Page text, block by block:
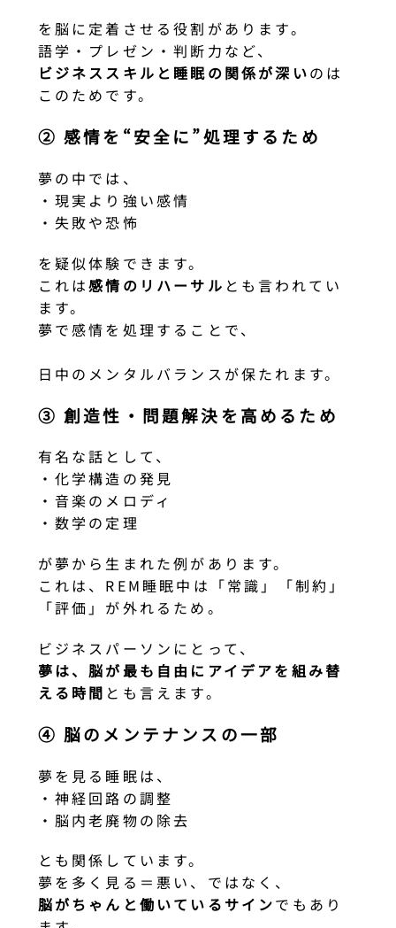
を脳に定着させる役割があります。
語学・プレゼン・判断力など、
ビジネススキルと睡眠の関係が深いのは
このためです。
② 感情を“安全に”処理するため
夢の中では、
・現実より強い感情
・失敗や恐怖
を疑似体験できます。
これは感情のリハーサル とも言われてい
ます。
夢で感情を処理することで、
日中のメンタルバランスが保たれます。
③ 創造性・問題解決を高めるため
有名な話として、
・化学構造の発見
・音楽のメロディ
・数学の定理
が夢から生まれた例があります。
これは、REM睡眠中は「常識」「制約」
「評価」が外れるため。
ビジネスパーソンにとって、
夢は、脳が最も自由にアイデアを組み替
える時間 とも言えます。
④ 脳のメンテナンスの一部
夢を見る睡眠は、
・神経回路の調整
・脳内老廃物の除去
とも関係しています。
夢を多く見る＝悪い、ではなく、
脳がちゃんと働いているサインでもあり